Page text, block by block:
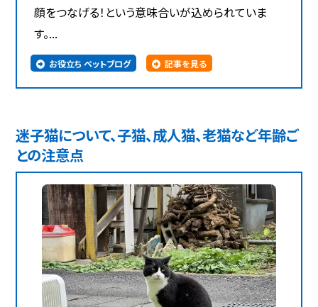
顔をつなげる！という意味合いが込められていま
す。...
お役立ち ペットブログ 記事を見る
迷子猫について、子猫、成人猫、老猫など年齢ご
との注意点